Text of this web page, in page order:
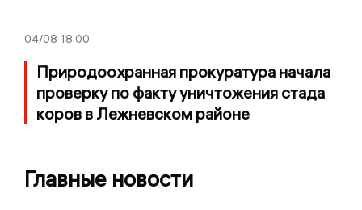
04/08 18:00
Природоохранная прокуратура начала
проверку по факту уничтожения стада
коров в Лежневском районе
Главные новости